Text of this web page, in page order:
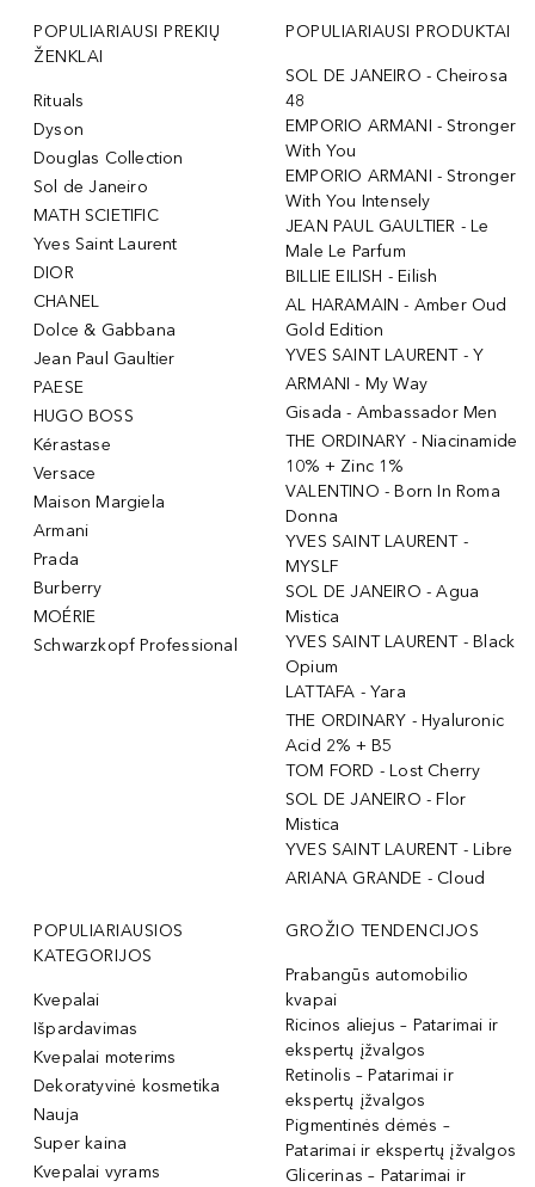
POPULIARIAUSI PREKIŲ
ŽENKLAI
Rituals
Dyson
Douglas Collection
Sol de Janeiro
MATH SCIETIFIC
Yves Saint Laurent
DIOR
CHANEL
Dolce & Gabbana
Jean Paul Gaultier
PAESE
HUGO BOSS
Kérastase
Versace
Maison Margiela
Armani
Prada
Burberry
MOÉRIE
Schwarzkopf Professional
POPULIARIAUSI PRODUKTAI
SOL DE JANEIRO - Cheirosa
48
EMPORIO ARMANI - Stronger
With You
EMPORIO ARMANI - Stronger
With You Intensely
JEAN PAUL GAULTIER - Le
Male Le Parfum
BILLIE EILISH - Eilish
AL HARAMAIN - Amber Oud
Gold Edition
YVES SAINT LAURENT - Y
ARMANI - My Way
Gisada - Ambassador Men
THE ORDINARY - Niacinamide
10% + Zinc 1%
VALENTINO - Born In Roma
Donna
YVES SAINT LAURENT -
MYSLF
SOL DE JANEIRO - Agua
Mistica
YVES SAINT LAURENT - Black
Opium
LATTAFA - Yara
THE ORDINARY - Hyaluronic
Acid 2% + B5
TOM FORD - Lost Cherry
SOL DE JANEIRO - Flor
Mistica
YVES SAINT LAURENT - Libre
ARIANA GRANDE - Cloud
POPULIARIAUSIOS
KATEGORIJOS
Kvepalai
Išpardavimas
Kvepalai moterims
Dekoratyvinė kosmetika
Nauja
Super kaina
Kvepalai vyrams
GROŽIO TENDENCIJOS
Prabangūs automobilio
kvapai
Ricinos aliejus – Patarimai ir
ekspertų įžvalgos
Retinolis – Patarimai ir
ekspertų įžvalgos
Pigmentinės dėmės –
Patarimai ir ekspertų įžvalgos
Glicerinas – Patarimai ir